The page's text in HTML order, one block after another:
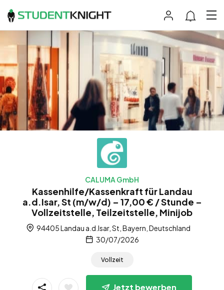
CALUMA GmbH
Kassenhilfe/Kassenkraft für Landau
a.d.Isar, St (m/w/d) – 17,00 € / Stunde –
Vollzeitstelle, Teilzeitstelle, Minijob
94405 Landau a.d.Isar, St, Bayern, Deutschland
30/07/2026
Vollzeit
Jetzt bewerben